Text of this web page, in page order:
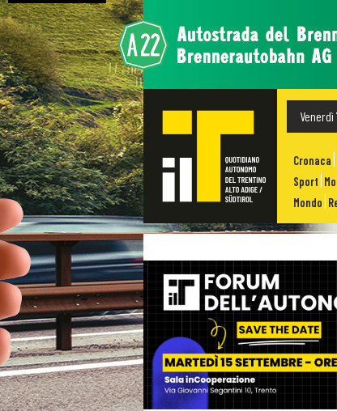
Cronaca
Sport
Mondo